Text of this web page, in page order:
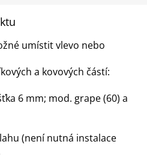
umístit vlevo nebo
a kovových částí:
6 mm; mod. grape (60) a
(není nutná instalace